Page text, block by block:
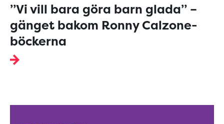
”Vi vill bara göra barn glada” –
gänget bakom Ronny Calzone-
böckerna